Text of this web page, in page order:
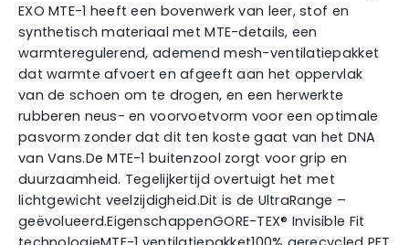
EXO MTE-1 heeft een bovenwerk van leer, stof en
synthetisch materiaal met MTE-details, een
warmteregulerend, ademend mesh-ventilatiepakket
dat warmte afvoert en afgeeft aan het oppervlak
van de schoen om te drogen, en een herwerkte
rubberen neus- en voorvoetvorm voor een optimale
pasvorm zonder dat dit ten koste gaat van het DNA
van Vans.De MTE-1 buitenzool zorgt voor grip en
duurzaamheid. Tegelijkertijd overtuigt het met
lichtgewicht veelzijdigheid.Dit is de UltraRange –
geëvolueerd.EigenschappenGORE-TEX® Invisible Fit